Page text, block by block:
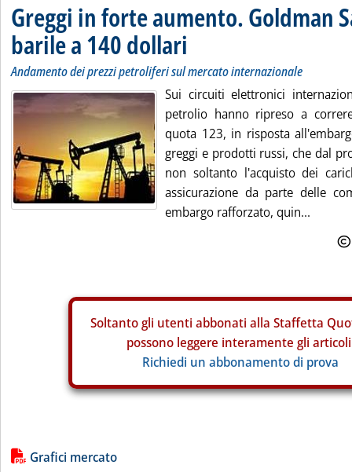
Greggi in forte aumento. Goldman
barile a 140 dollari
Andamento dei prezzi petroliferi sul mercato internazionale
Sui circuiti elettronici
petrolio hanno ripreso a
quota 123, in risposta
greggi e prodotti russi, che dal
non soltanto l'acquisto dei
assicurazione da parte delle
embargo rafforzato, quin...
Soltanto gli utenti abbonati alla Staffetta
possono leggere interamente gli
Richiedi un abbonamento di prova
Lista allegati PDF alla notizia
Grafici mercato